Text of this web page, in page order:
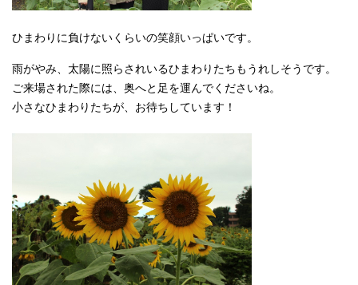
ひまわりに負けないくらいの笑顔いっぱいです。
雨がやみ、太陽に照らされいるひまわりたちもうれしそうです。
ご来場された際には、奥へと足を運んでくださいね。
小さなひまわりたちが、お待ちしています！